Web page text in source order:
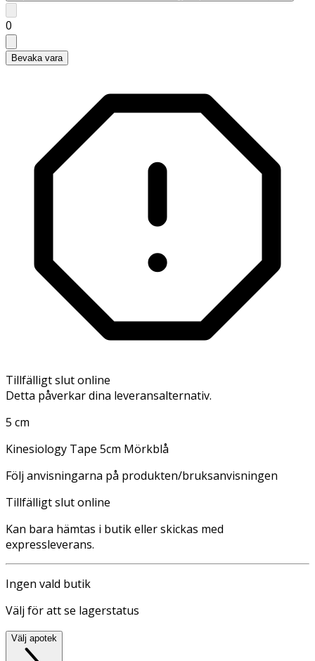
0
Bevaka vara
Tillfälligt slut online
Detta påverkar dina leveransalternativ.
5 cm
Kinesiology Tape 5cm Mörkblå
Följ anvisningarna på produkten/bruksanvisningen
Tillfälligt slut online
Kan bara hämtas i butik eller skickas med
expressleverans.
Ingen vald butik
Välj för att se lagerstatus
Välj apotek